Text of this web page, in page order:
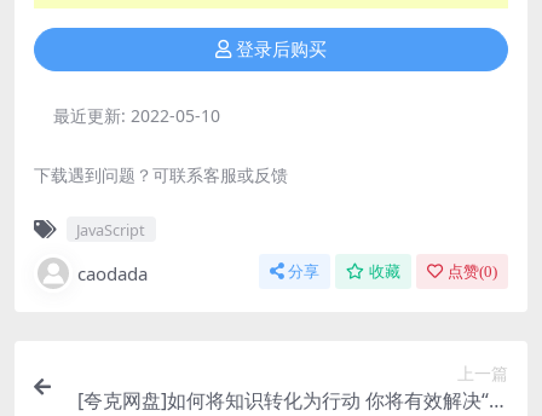
登录后购买
最近更新: 2022-05-10
下载遇到问题？可联系客服或反馈
JavaScript
caodada 分享 收藏 点赞(0)
上一篇
[夸克网盘]如何将知识转化为行动 你将有效解决“为